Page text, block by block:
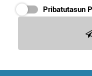
Pribatutasun